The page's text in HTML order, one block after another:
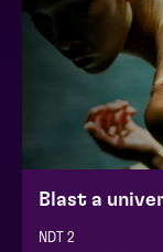
Blast a
NDT 2